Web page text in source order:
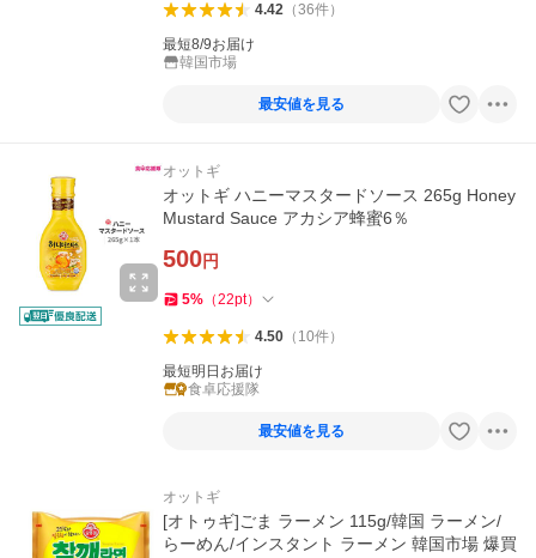
4.42（36件）
最短8/9お届け
韓国市場
最安値を見る
オットギ
オットギ ハニーマスタードソース 265g Honey
Mustard Sauce アカシア蜂蜜6％
500円
5% （22pt）
4.50（ 10件）
最短明日お届け
食卓応援隊
最安値を見る
オットギ
[オトゥギ]ごま ラーメン 115g/韓国 ラーメン/
らーめん/インスタント ラーメン 韓国市場 爆買